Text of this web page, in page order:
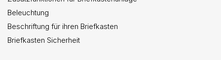
Beleuchtung
Beschriftung für ihren Briefkasten
Briefkasten Sicherheit